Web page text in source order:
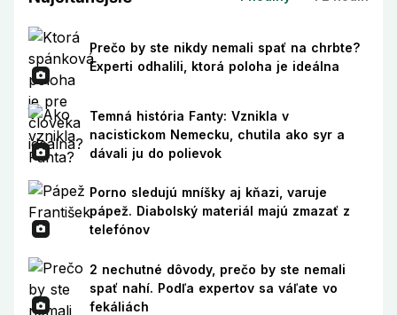
Prečo by ste nikdy nemali spať na chrbte?
Experti odhalili, ktorá poloha je ideálna
Temná história Fanty: Vznikla v
nacistickom Nemecku, chutila ako syr a
dávali ju do polievok
Porno sledujú mníšky aj kňazi, varuje
pápež. Diabolský materiál majú zmazať z
telefónov
2 nechutné dôvody, prečo by ste nemali
spať nahí. Podľa expertov sa váľate vo
fekáliách